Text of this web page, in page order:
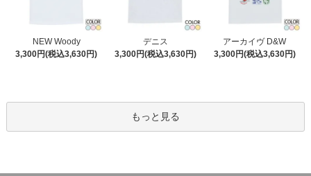
NEW Woody
3,300円(税込3,630円)
デニス
3,300円(税込3,630円)
アーカイヴ D&W
3,300円(税込3,630円)
もっと見る